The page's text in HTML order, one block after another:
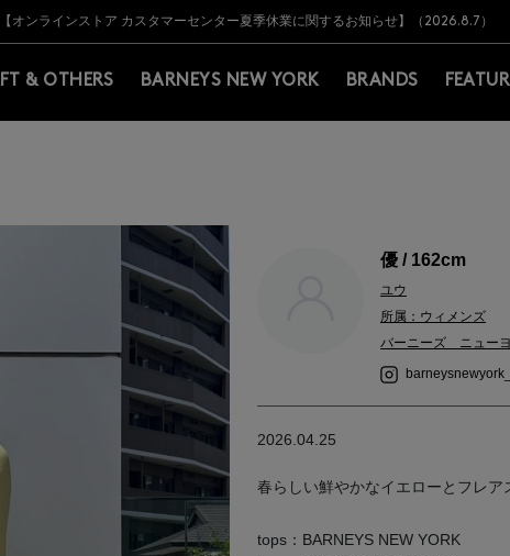
BARNEYS＞会員のお客様は11,000円（税込）以上のお買上げで常時送料無料！お
【夏季休業に伴う出荷一時停止のお知らせ】(2026.8.7)
【オンラインストア カスタマーセンター夏季休業に関するお知らせ】（2026.8.7）
【夏季休業に伴う返品・交換承り一時停止のお知らせ】（2026.8.5）
熊本県を中心とした地震の影響によるお荷物のお届けについて
【開催中】SUMMER SALEのご案内・ご注意事項
BARNEYS＞会員のお客様は11,000円（税込）以上のお買上げで常時送料無料！お
【夏季休業に伴う出荷一時停止のお知らせ】(2026.8.7)
& OTHERS BARNEYS NEW YORK BRANDS
優 / 162cm
ユウ
所属：ウィメンズ
バーニーズ ニュー
2026.04.25
春らしい鮮やかなイエローとフレ
tops：BARNEYS NEW YORK